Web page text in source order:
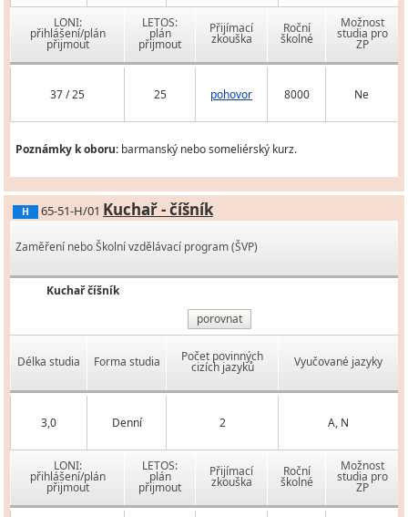
LONI:
přihlášení/plán
přijmout
LETOS:
plán
přijmout
Přijímací
zkouška
Roční
školné
Možnost
studia pro
ZP
37 / 25 25 pohovor 8000 Ne
Poznámky k oboru: barmanský nebo someliérský kurz.
H 65-51-H/01 Kuchař - číšník
Zaměření nebo Školní vzdělávací program (ŠVP)
Kuchař číšník
porovnat
Délka studia Forma studia Počet povinných
cizích jazyků Vyučované jazyky
3,0 Denní 2 A, N
LONI:
přihlášení/plán
přijmout
LETOS:
plán
přijmout
Přijímací
zkouška
Roční
školné
Možnost
studia pro
ZP